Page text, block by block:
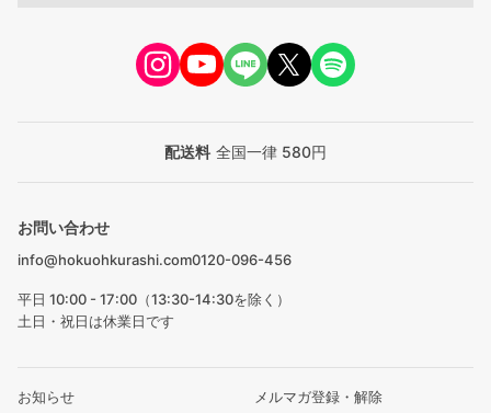
配送料 全国一律 580円
お問い合わせ
info@hokuohkurashi.com0120-096-456
平日 10:00 - 17:00（13:30-14:30を除く）
土日・祝日は休業日です
お知らせ メルマガ登録・解除